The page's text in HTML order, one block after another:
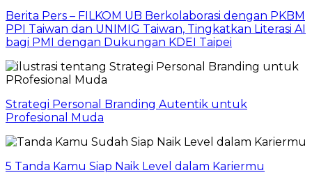
Berita Pers – FILKOM UB Berkolaborasi dengan PKBM
PPI Taiwan dan UNIMIG Taiwan, Tingkatkan Literasi AI
bagi PMI dengan Dukungan KDEI Taipei
Strategi Personal Branding Autentik untuk
Profesional Muda
5 Tanda Kamu Siap Naik Level dalam Kariermu